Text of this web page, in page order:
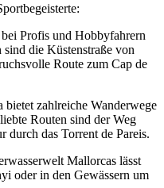
Profis und Hobbyfahrern
sind die Küstenstraße von
Route zum Cap de
bietet zahlreiche Wanderwege
Routen sind der Weg
durch das Torrent de Pareis.
Mallorcas lässt
oder in den Gewässern um